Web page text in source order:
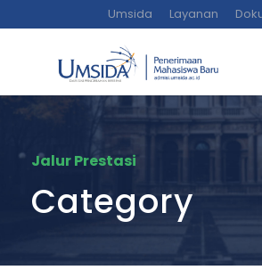
Umsida Layanan
Jalur Prestasi
Category